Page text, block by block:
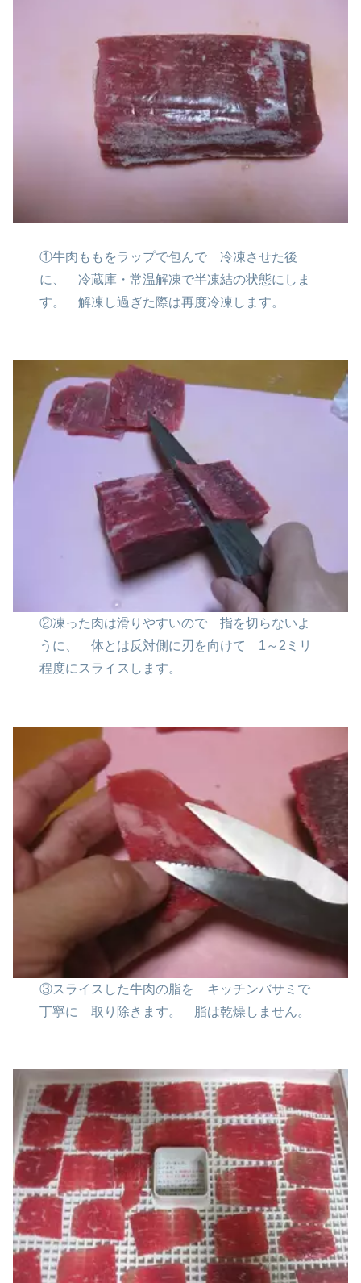
①牛肉ももをラップで包んで 冷凍させた後
に、
冷蔵庫・常温解凍で半凍結の状態にしま
す。
解凍し過ぎた際は再度冷凍します。
②凍った肉は滑りやすいので 指を切らないよ
うに、
体とは反対側に刃を向けて
1～2ミリ
程度にスライスします。
③スライスした牛肉の脂を
キッチンバサミで
丁寧に
取り除きます。 脂は乾燥しません。